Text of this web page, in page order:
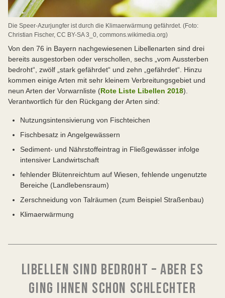
Die Speer-Azurjungfer ist durch die Klimaerwärmung gefährdet. (Foto:
Christian Fischer, CC BY-SA 3_0, commons.wikimedia.org)
Von den 76 in Bayern nachgewiesenen Libellenarten sind drei
bereits ausgestorben oder verschollen, sechs „vom Aussterben
bedroht“, zwölf „stark gefährdet“ und zehn „gefährdet“. Hinzu
kommen einige Arten mit sehr kleinem Verbreitungsgebiet und
neun Arten der Vorwarnliste (Rote Liste Libellen 2018).
Verantwortlich für den Rückgang der Arten sind:
Nutzungsintensivierung von Fischteichen
Fischbesatz in Angelgewässern
Sediment- und Nährstoffeintrag in Fließgewässer infolge
intensiver Landwirtschaft
fehlender Blütenreichtum auf Wiesen, fehlende ungenutzte
Bereiche (Landlebensraum)
Zerschneidung von Talräumen (zum Beispiel Straßenbau)
Klimaerwärmung
LIBELLEN SIND BEDROHT – ABER ES
GING IHNEN SCHON SCHLECHTER